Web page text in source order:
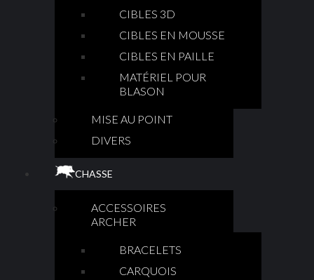
CIBLES 3D
CIBLES EN MOUSSE
CIBLES EN PAILLE
MATÉRIEL POUR
BLASON
MISE AU POINT
DIVERS
CHASSE
ACCESSOIRES
ARCHER
BRACELETS
CARQUOIS